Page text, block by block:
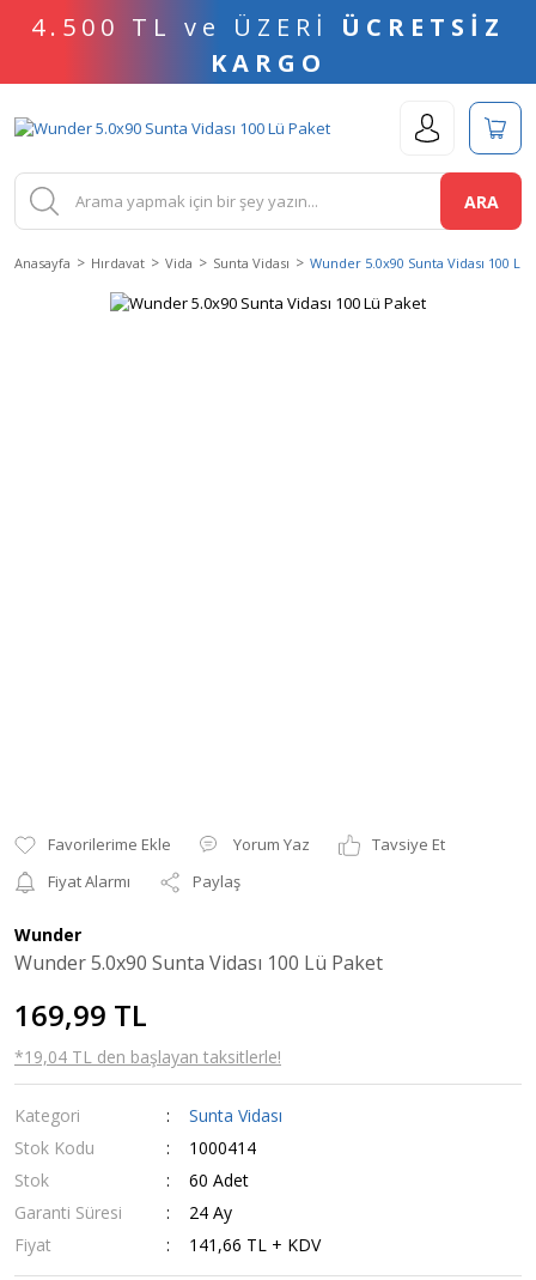
4.500 TL ve ÜZERİ ÜCRETSİZ
KARGO
ARA
Anasayfa Hırdavat Vida Sunta Vidası Wunder 5.0x90 Sunta Vidası 100 Lü
Yorum Yaz
Tavsiye Et
Fiyat Alarmı
Paylaş
Wunder
Wunder 5.0x90 Sunta Vidası 100 Lü Paket
169,99 TL
*19,04 TL den başlayan taksitlerle!
Kategori
Sunta Vidası
Stok Kodu
1000414
Stok
60 Adet
Garanti Süresi
24 Ay
Fiyat
141,66 TL + KDV